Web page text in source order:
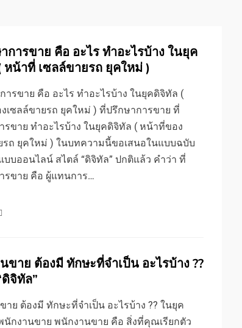
การขาย คือ อะไร ทําอะไรบ้าง ในยุค
หน้าที่ เซลล์ขายรถ ยุคใหม่ )
ารขาย คือ อะไร ทําอะไรบ้าง ในยุคดิจิทัล (
เซลล์ขายรถ ยุคใหม่ ) ที่ปรึกษาการขาย ที่
รขาย ทําอะไรบ้าง ในยุคดิจิทัล ( หน้าที่ของ
รถ ยุคใหม่ ) ในบทความนี้ขอเสนอในแบบฉบับ
บบออนไลน์ สไตล์ “ดิจิทัล” ปกติแล้ว คำว่า ที่
รขาย คือ ผู้แทนการ…
ขาย ต้องมี ทักษะที่จำเป็น อะไรบ้าง ??
จิทัล”
าย ต้องมี ทักษะที่จำเป็น อะไรบ้าง ?? ในยุค
นักงานขาย พนักงานขาย คือ สิ่งที่คุณเรียกตัว